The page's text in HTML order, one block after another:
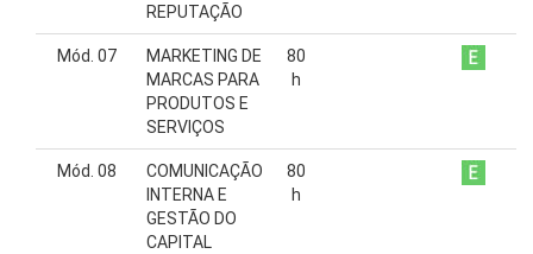
REPUTAÇÃO
Mód. 07
MARKETING DE
MARCAS PARA
PRODUTOS E
SERVIÇOS
80
h
Mód. 08
COMUNICAÇÃO
INTERNA E
GESTÃO DO
CAPITAL
80
h